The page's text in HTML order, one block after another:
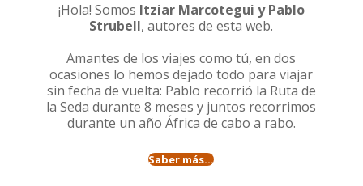
¡Hola! Somos Itziar Marcotegui y Pablo
Strubell, autores de esta web.
Amantes de los viajes como tú, en dos
ocasiones lo hemos dejado todo para viajar
sin fecha de vuelta: Pablo recorrió la Ruta de
la Seda durante 8 meses y juntos recorrimos
durante un año África de cabo a rabo.
Saber más...